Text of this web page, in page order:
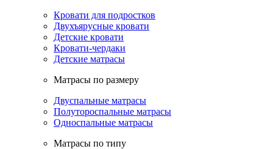
Кровати для подростков
Двухъярусные кровати
Детские кровати
Кровати-чердаки
Детские матрасы
Матрасы по размеру
Двуспальные матрасы
Полутороспальные матрасы
Односпальные матрасы
Матрасы по типу